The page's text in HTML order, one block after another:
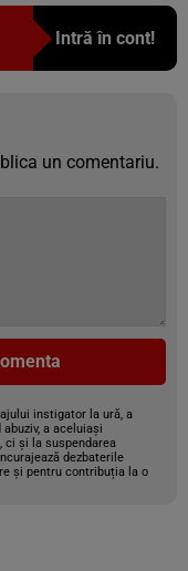
Intră în cont!
un comentariu.
instigator la ură, a
a aceluiași
ci și la suspendarea
dezbaterile
și pentru contribuția la o